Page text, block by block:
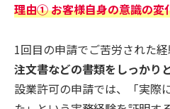
理由① お客様自身の意識の変
1回目の申請でご苦労された経
注文書などの書類をしっかり
設業許可の申請では、「実際